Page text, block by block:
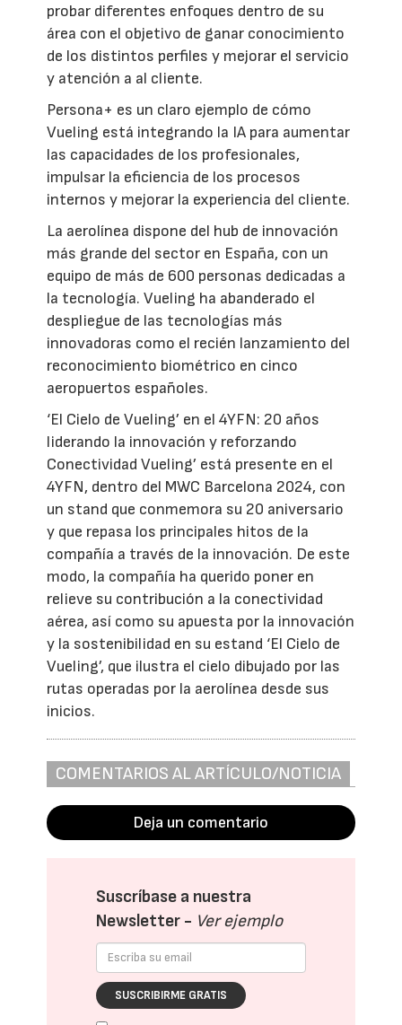
probar diferentes enfoques dentro de su
área con el objetivo de ganar conocimiento
de los distintos perfiles y mejorar el servicio
y atención a al cliente.
Persona+ es un claro ejemplo de cómo
Vueling está integrando la IA para aumentar
las capacidades de los profesionales,
impulsar la eficiencia de los procesos
internos y mejorar la experiencia del cliente.
La aerolínea dispone del hub de innovación
más grande del sector en España, con un
equipo de más de 600 personas dedicadas a
la tecnología. Vueling ha abanderado el
despliegue de las tecnologías más
innovadoras como el recién lanzamiento del
reconocimiento biométrico en cinco
aeropuertos españoles.
‘El Cielo de Vueling’ en el 4YFN: 20 años
liderando la innovación y reforzando
Conectividad Vueling’ está presente en el
4YFN, dentro del MWC Barcelona 2024, con
un stand que conmemora su 20 aniversario
y que repasa los principales hitos de la
compañía a través de la innovación. De este
modo, la compañía ha querido poner en
relieve su contribución a la conectividad
aérea, así como su apuesta por la innovación
y la sostenibilidad en su estand ‘El Cielo de
Vueling’, que ilustra el cielo dibujado por las
rutas operadas por la aerolínea desde sus
inicios.
COMENTARIOS AL ARTÍCULO/NOTICIA
Deja un comentario
Suscríbase a nuestra
Newsletter - Ver ejemplo
SUSCRIBIRME GRATIS